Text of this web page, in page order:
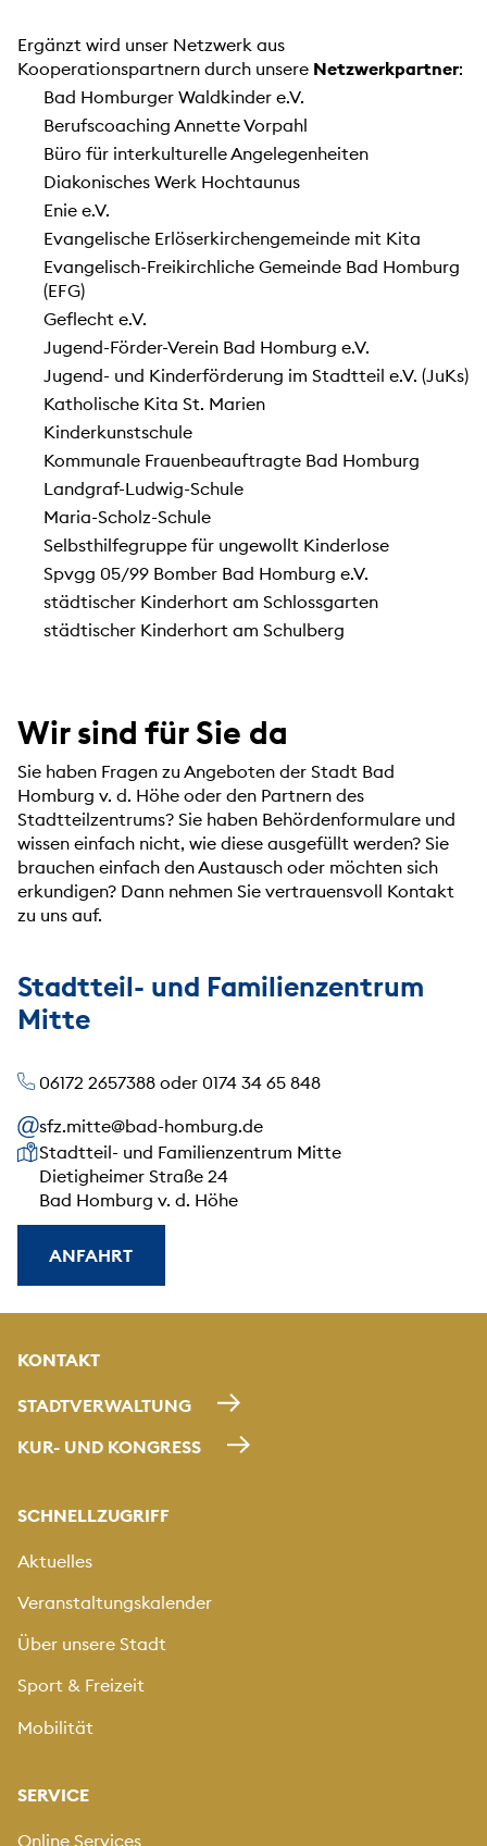
Ergänzt wird unser Netzwerk aus
Kooperationspartnern durch unsere Netzwerkpartner:
Bad Homburger Waldkinder e.V.
Berufscoaching Annette Vorpahl
Büro für interkulturelle Angelegenheiten
Diakonisches Werk Hochtaunus
Enie e.V.
Evangelische Erlöserkirchengemeinde mit Kita
Evangelisch-Freikirchliche Gemeinde Bad Homburg
(EFG)
Geflecht e.V.
Jugend-Förder-Verein Bad Homburg e.V.
Jugend- und Kinderförderung im Stadtteil e.V. (JuKs)
Katholische Kita St. Marien
Kinderkunstschule
Kommunale Frauenbeauftragte Bad Homburg
Landgraf-Ludwig-Schule
Maria-Scholz-Schule
Selbsthilfegruppe für ungewollt Kinderlose
Spvgg 05/99 Bomber Bad Homburg e.V.
städtischer Kinderhort am Schlossgarten
städtischer Kinderhort am Schulberg
Wir sind für Sie da
Sie haben Fragen zu Angeboten der Stadt Bad
Homburg v. d. Höhe oder den Partnern des
Stadtteilzentrums? Sie haben Behördenformulare und
wissen einfach nicht, wie diese ausgefüllt werden? Sie
brauchen einfach den Austausch oder möchten sich
erkundigen? Dann nehmen Sie vertrauensvoll Kontakt
zu uns auf.
Stadtteil- und Familienzentrum
Mitte
06172 2657388 oder 0174 34 65 848
sfz.mitte@bad-homburg.de
Unsere Anschrift
Stadtteil- und Familienzentrum Mitte
Dietigheimer Straße 24
Bad Homburg v. d. Höhe
ANFAHRT
KONTAKT
STADTVERWALTUNG
KUR- UND KONGRESS
SCHNELLZUGRIFF
Aktuelles
Veranstaltungskalender
Über unsere Stadt
Sport & Freizeit
Mobilität
SERVICE
Online Services